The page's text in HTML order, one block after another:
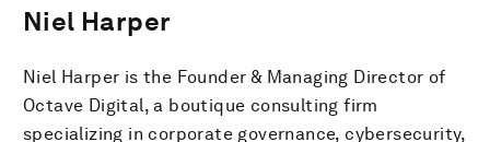
Niel Harper
Niel Harper is the Founder & Managing Director of
Octave Digital, a boutique consulting firm
specializing in corporate governance, cybersecurity,